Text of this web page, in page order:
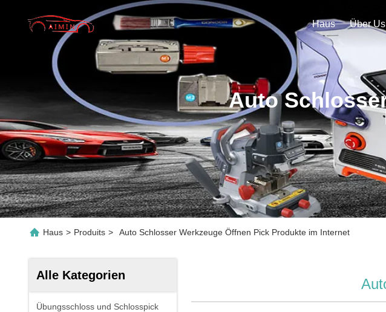
Haus Über Us
Auto
Haus > Produits > Auto Schlosser Werkzeuge Öffnen Pick Produkte im Internet
Alle Kategorien
Übungsschloss und Schlosspick